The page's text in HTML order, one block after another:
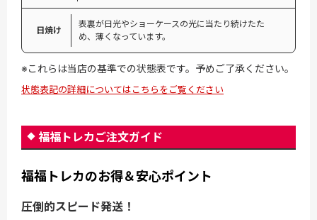
日焼け
表裏が日光やショーケースの光に当たり続けたた
め、薄くなっています。
※これらは当店の基準での状態表です。予めご了承ください。
状態表記の詳細についてはこちらをご覧ください
福福トレカご注文ガイド
福福トレカのお得＆安心ポイント
圧倒的スピード発送！